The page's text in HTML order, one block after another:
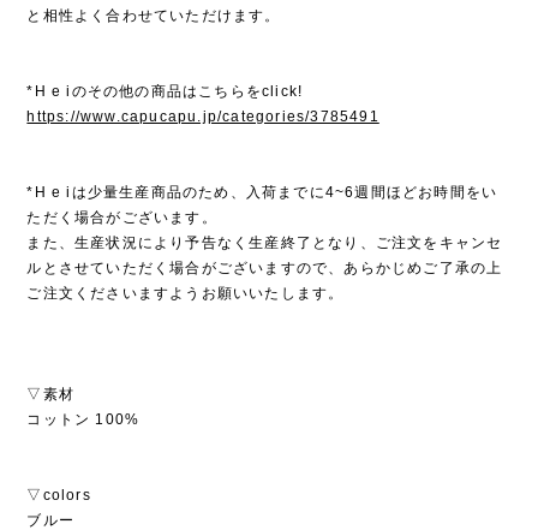
と相性よく合わせていただけます。
*H e iのその他の商品はこちらをclick!
https://www.capucapu.jp/categories/3785491
*H e iは少量生産商品のため、入荷までに4~6週間ほどお時間をい
ただく場合がございます。
また、生産状況により予告なく生産終了となり、ご注文をキャンセ
ルとさせていただく場合がございますので、あらかじめご了承の上
ご注文くださいますようお願いいたします。
▽素材
コットン 100%
▽colors
ブルー